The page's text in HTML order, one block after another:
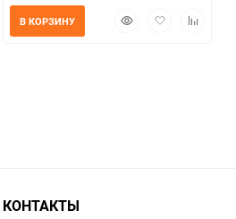
БыстрыйДобавить
В КОРЗИНУ
КОНТАКТЫ